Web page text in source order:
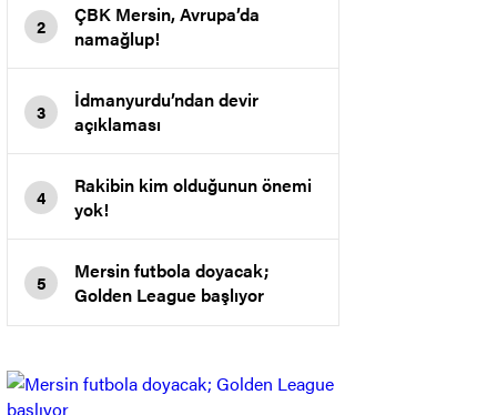
2
ÇBK Mersin, Avrupa’da
namağlup!
3
İdmanyurdu’ndan devir
açıklaması
4
Rakibin kim olduğunun önemi
yok!
5
Mersin futbola doyacak;
Golden League başlıyor